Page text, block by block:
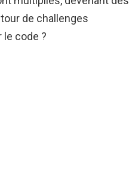
de challenges
le code ?